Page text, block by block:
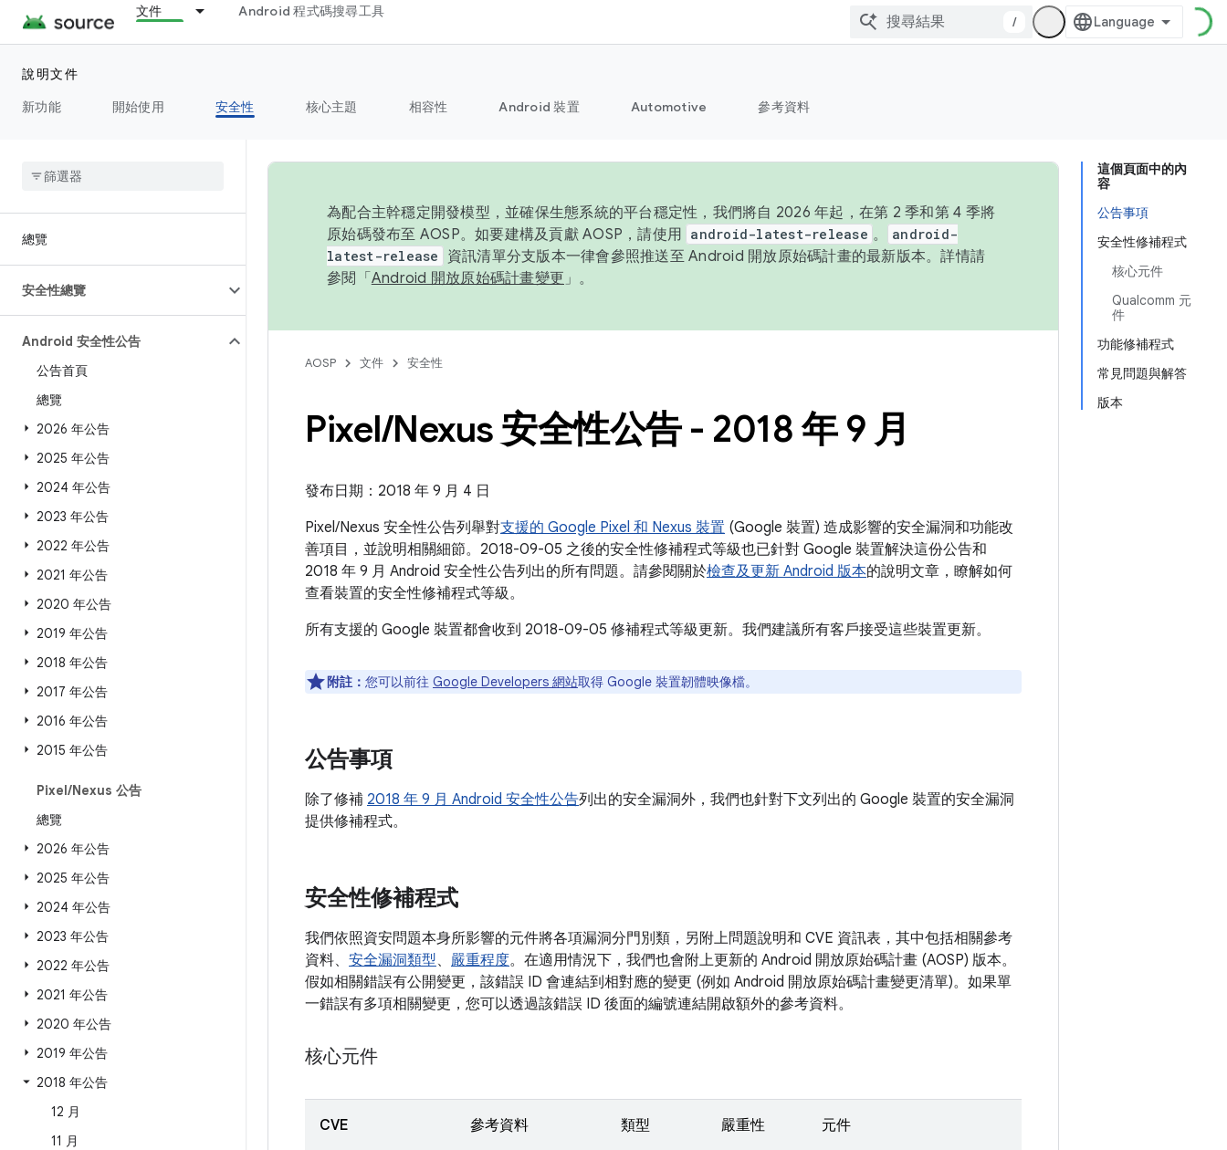
文件 Android 程式碼搜尋工具
/
說明文件
新功能
開始使用 安全性 核心主題 相容性 Android 裝置 Automotive 參考資料
總覽
安全性總覽
Android 安全性公告
公告首頁
總覽
2026 年公告
2025 年公告
2024 年公告
2023 年公告
2022 年公告
2021 年公告
2020 年公告
2019 年公告
2018 年公告
2017 年公告
2016 年公告
2015 年公告
Pixel/Nexus 公告
總覽
2026 年公告
2025 年公告
2024 年公告
2023 年公告
2022 年公告
2021 年公告
2020 年公告
2019 年公告
2018 年公告
12 月
11 月
這個頁面中的內
容
公告事項
安全性修補程式
核心元件
Qualcomm 元
件
功能修補程式
常見問題與解答
版本
為配合主幹穩定開發模型，並確保生態系統的平台穩定性，我們將自 2026 年起，在第 2 季和第 4 季將
原始碼發布至 AOSP。如要建構及貢獻 AOSP，請使用 android-latest-release 。
android-
latest-release
資訊清單分支版本一律會參照推送至 Android 開放原始碼計畫的最新版本。詳情請
參閱「 Android 開放原始碼計畫變更 」。
AOSP 文件 安全性
Pixel/Nexus 安全性公告 - 2018 年 9 月
發布日期：2018 年 9 月 4 日
Pixel/Nexus 安全性公告列舉對支援的 Google Pixel 和 Nexus 裝置 (Google 裝置) 造成影響的安全漏洞和功能改
善項目，並說明相關細節。2018-09-05 之後的安全性修補程式等級也已針對 Google 裝置解決這份公告和
2018 年 9 月 Android 安全性公告列出的所有問題。請參閱關於檢查及更新 Android 版本的說明文章，瞭解如何
查看裝置的安全性修補程式等級。
所有支援的 Google 裝置都會收到 2018-09-05 修補程式等級更新。我們建議所有客戶接受這些裝置更新。
附註： 您可以前往 Google Developers 網站取得 Google 裝置韌體映像檔。
公告事項
除了修補 2018 年 9 月 Android 安全性公告列出的安全漏洞外，我們也針對下文列出的 Google 裝置的安全漏洞
提供修補程式。
安全性修補程式
我們依照資安問題本身所影響的元件將各項漏洞分門別類，另附上問題說明和 CVE 資訊表，其中包括相關參考
資料、 安全漏洞類型、 嚴重程度。在適用情況下，我們也會附上更新的 Android 開放原始碼計畫 (AOSP) 版本。
假如相關錯誤有公開變更，該錯誤 ID 會連結到相對應的變更 (例如 Android 開放原始碼計畫變更清單)。如果單
一錯誤有多項相關變更，您可以透過該錯誤 ID 後面的編號連結開啟額外的參考資料。
核心元件
CVE 參考資料 類型 嚴重性 元件